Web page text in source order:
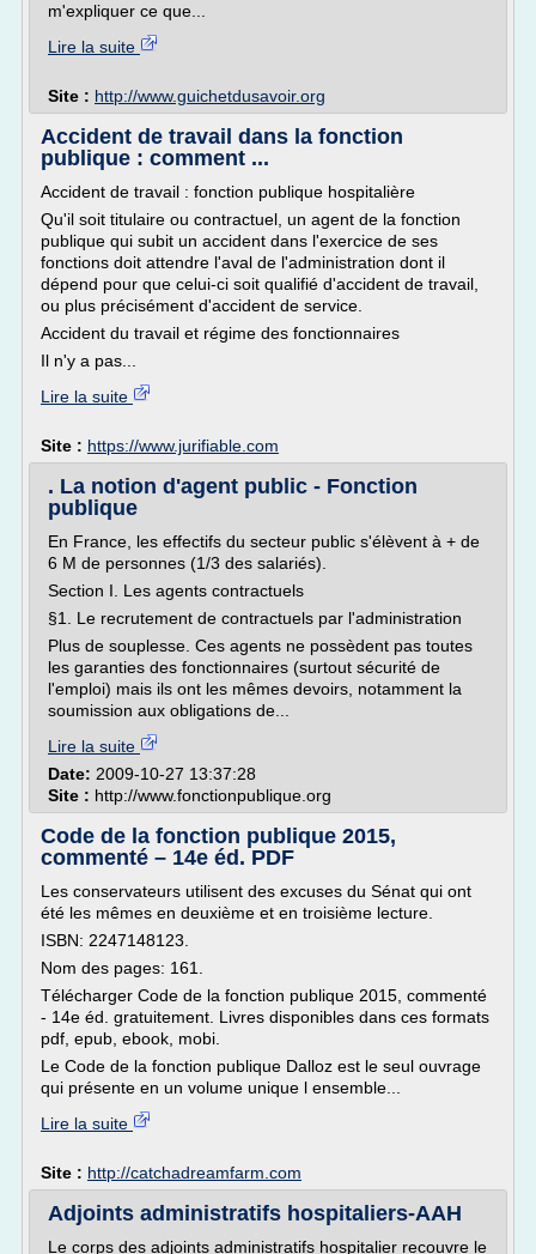
m'expliquer ce que...
Lire la suite
Site : http://www.guichetdusavoir.org
Accident de travail dans la fonction
publique : comment ...
Accident de travail : fonction publique hospitalière
Qu'il soit titulaire ou contractuel, un agent de la fonction
publique qui subit un accident dans l'exercice de ses
fonctions doit attendre l'aval de l'administration dont il
dépend pour que celui-ci soit qualifié d'accident de travail,
ou plus précisément d'accident de service.
Accident du travail et régime des fonctionnaires
Il n'y a pas...
Lire la suite
Site : https://www.jurifiable.com
. La notion d'agent public - Fonction
publique
En France, les effectifs du secteur public s'élèvent à + de
6 M de personnes (1/3 des salariés).
Section I. Les agents contractuels
§1. Le recrutement de contractuels par l'administration
Plus de souplesse. Ces agents ne possèdent pas toutes
les garanties des fonctionnaires (surtout sécurité de
l'emploi) mais ils ont les mêmes devoirs, notamment la
soumission aux obligations de...
Lire la suite
Date: 2009-10-27 13:37:28
Site : http://www.fonctionpublique.org
Code de la fonction publique 2015,
commenté – 14e éd. PDF
Les conservateurs utilisent des excuses du Sénat qui ont
été les mêmes en deuxième et en troisième lecture.
ISBN: 2247148123.
Nom des pages: 161.
Télécharger Code de la fonction publique 2015, commenté
- 14e éd. gratuitement. Livres disponibles dans ces formats
pdf, epub, ebook, mobi.
Le Code de la fonction publique Dalloz est le seul ouvrage
qui présente en un volume unique l ensemble...
Lire la suite
Site : http://catchadreamfarm.com
Adjoints administratifs hospitaliers-AAH
Le corps des adjoints administratifs hospitalier recouvre le